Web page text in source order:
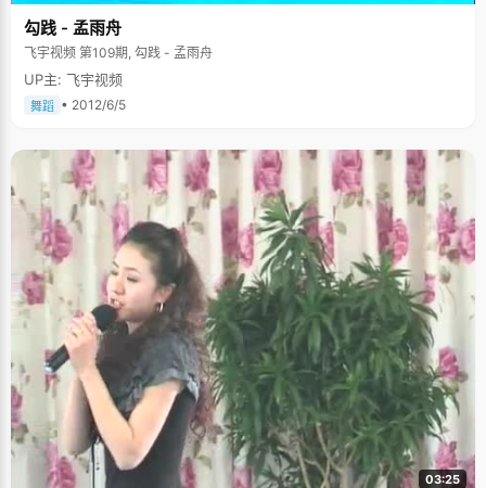
帅："生活的艰辛并没有给他留下任何不好的痕迹，他非常坚强而且乐观，是
个很有干劲的男孩。"在得知马帅的生活经历后，我们不禁也佩服起他来。 马
帅出生在河津市马家堡，父母都是农民，马帅是老大，底下还有一个弟弟和
一个妹妹还在上学。从小到大，马帅都非常努力学习，希望得到各种奖学金
来缓解父母的经济压力。当年也是因为永民中学能够提供免费就读的机会才
进入了这所名不见经传的私立学校，成为这里的第一届学生。靠着为数不多
的奖学金，马帅高中几乎没有花过家里的一分钱。考上大学后，一些企业的
清华大学的综合优秀一等奖学金，学业优秀奖学金。 想到弟弟妹妹马上要考
大学了，马帅在课余的时候积极参与社会实践，做家教，参加报告会，并且
应聘了学校超市的经理助理，这些活动加起来，每个月差不多也有一千多块
钱的收入，留下一点生活费，马帅把所有的钱都寄回家里。马帅说，自己是
大哥，希望在大学里利用课余时间尽可能多的积攒一点钱，把弟弟妹妹上大
学的钱准备出来。马帅长得并不高大，但是他已经很坚强的扛起了家庭的部
分重担，更难得的是马帅身上散发出来的阳光气息和脸上永远挂着的笑容。
马帅透露说考清华的另一个深层原因，就是想跟别人站在同一起跑线上，"我
家中条件不是很好，但清华给了我条与别人一样的起跑线，我会努力去表
演，为自己的未来赢得一个更广阔的空间。"
勾践 - 孟雨舟
飞宇视频 第109期, 勾践 - 孟雨舟
UP主: 飞宇视频
舞蹈 • 2012/6/5
03:25